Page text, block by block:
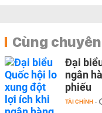
Cùng
Đại
ngân
phiếu
TÀI CHÍNH -